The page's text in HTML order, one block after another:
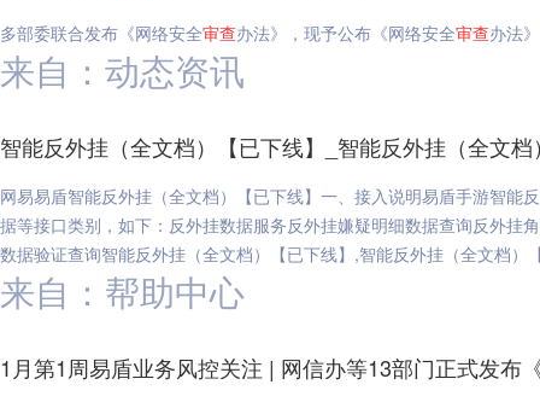
多部委联合发布《网络安全审查办法》，现予公布《网络安全审查办法
来自：动态资讯
智能反外挂（全文档）【已下线】_智能反外挂（全文
网易易盾智能反外挂（全文档）【已下线】一、接入说明易盾手游智能
据等接口类别，如下：反外挂数据服务反外挂嫌疑明细数据查询反外挂
数据验证查询智能反外挂（全文档）【已下线】,智能反外挂（全文档）
来自：帮助中心
1月第1周易盾业务风控关注 | 网信办等13部门正式发布